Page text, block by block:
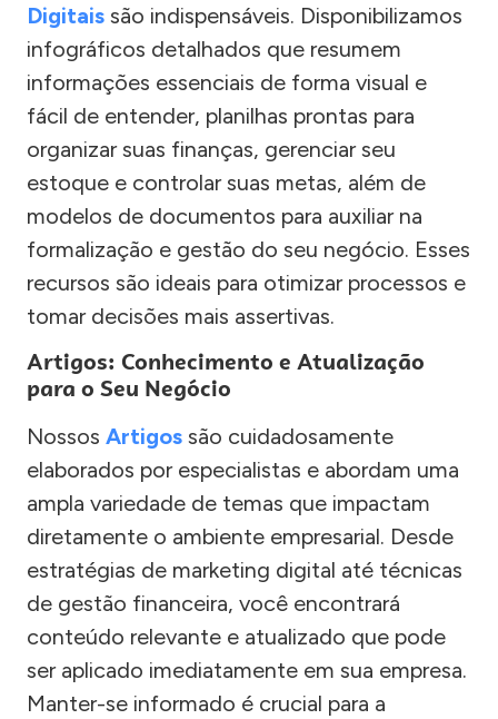
Digitais são indispensáveis. Disponibilizamos
infográficos detalhados que resumem
informações essenciais de forma visual e
fácil de entender, planilhas prontas para
organizar suas finanças, gerenciar seu
estoque e controlar suas metas, além de
modelos de documentos para auxiliar na
formalização e gestão do seu negócio. Esses
recursos são ideais para otimizar processos e
tomar decisões mais assertivas.
Artigos: Conhecimento e Atualização
para o Seu Negócio
Nossos Artigos são cuidadosamente
elaborados por especialistas e abordam uma
ampla variedade de temas que impactam
diretamente o ambiente empresarial. Desde
estratégias de marketing digital até técnicas
de gestão financeira, você encontrará
conteúdo relevante e atualizado que pode
ser aplicado imediatamente em sua empresa.
Manter-se informado é crucial para a